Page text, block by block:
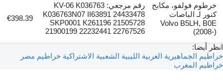
خرطوم فولفو، مكابح
كنور لـ الباصات
Volvo B5LH, B0E
(2008-)
رقم مرجعي: KV-06 K036763
K036763N07 II63891 24433478
SKP0001 K261196 21505728
21900199 22232441 22767526
€398.39
انظر أيضا:
خراطيم الجماهيرية العربية الليبية الشعبية الاشتراكية خراطيم مصر
خراطيم المغرب